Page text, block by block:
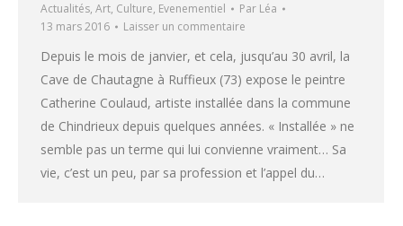
Actualités, Art, Culture, Evenementiel Par Léa
13 mars 2016
Laisser un commentaire
Depuis le mois de janvier, et cela, jusqu’au 30 avril, la
Cave de Chautagne à Ruffieux (73) expose le peintre
Catherine Coulaud, artiste installée dans la commune
de Chindrieux depuis quelques années. « Installée » ne
semble pas un terme qui lui convienne vraiment… Sa
vie, c’est un peu, par sa profession et l’appel du…